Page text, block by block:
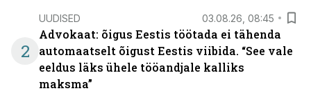
2
UUDISED 03.08.26, 08:45
Advokaat: õigus Eestis töötada ei tähenda
automaatselt õigust Eestis viibida. “See vale
eeldus läks ühele tööandjale kalliks
maksma”